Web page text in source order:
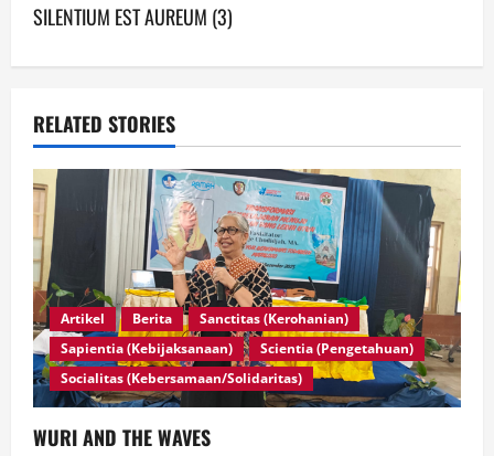
SILENTIUM EST AUREUM (3)
RELATED STORIES
Artikel Berita
Sanctitas (Kerohanian)
Sapientia (Kebijaksanaan)
Scientia (Pengetahuan)
Socialitas (Kebersamaan/Solidaritas)
WURI AND THE WAVES